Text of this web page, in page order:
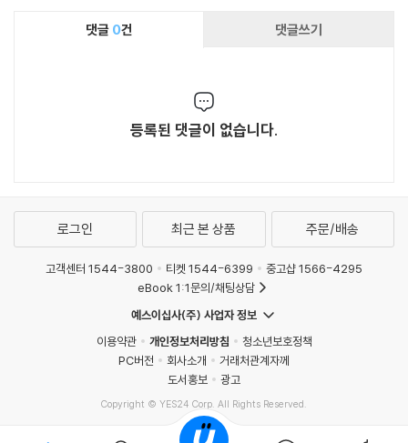
댓글 0건 댓글쓰기
등록된 댓글이 없습니다.
로그인 최근 본 상품 주문/배송
고객센터 1544-3800 티켓 1544-6399
중고샵 1566-4295
eBook 1:1문의/채팅상담
예스이십사(주) 사업자 정보
이용약관
개인정보처리방침
청소년보호정책
PC버전
회사소개
거래처관계자께
도서홍보
광고
Copyright © YES24 Corp. All Rights Reserved.